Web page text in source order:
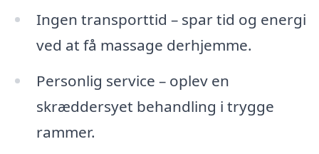
Ingen transporttid – spar tid og energi
ved at få massage derhjemme.
Personlig service – oplev en
skræddersyet behandling i trygge
rammer.